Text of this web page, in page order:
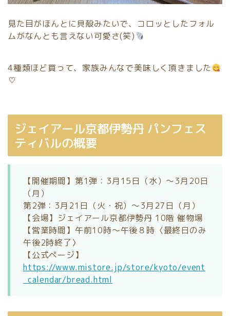
見た目がほんとに貝殻みたいで、コロッとしたフォル
ムがなんとも言えない可愛さ(笑)
4種類ほど買って、家族みんなで美味しく頂きました
♡
ジェイアール京都伊勢丹 パンフェス
ティバルの概要
【開催期間】第1弾：3月15日（水）～3月20日
（月）
第2弾：3月21日（火・祝）～3月27日（月）
【会場】ジェイアール京都伊勢丹 10階 催物場
【営業時間】午前10時～午後８時〈最終日のみ
午後2時終了〉
【公式ページ】
https://www.mistore.jp/store/kyoto/event
_calendar/bread.html